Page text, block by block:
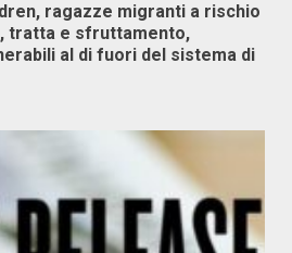
ragazze migranti a rischio
tratta e sfruttamento,
al di fuori del sistema di